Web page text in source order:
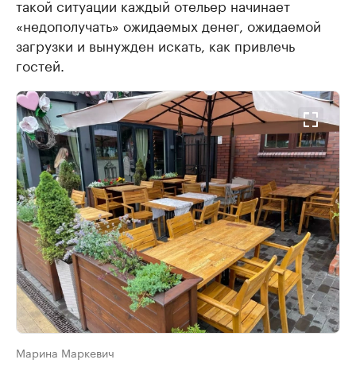
такой ситуации каждый отельер начинает
«недополучать» ожидаемых денег, ожидаемой
загрузки и вынужден искать, как привлечь
гостей.
Марина Маркевич